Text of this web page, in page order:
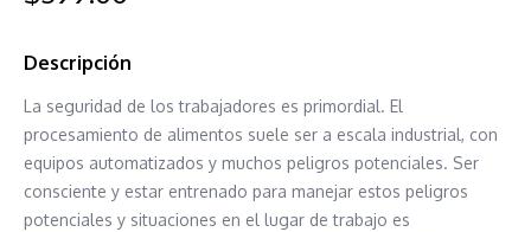
Descripción
La seguridad de los trabajadores es primordial. El
procesamiento de alimentos suele ser a escala industrial, con
equipos automatizados y muchos peligros potenciales. Ser
consciente y estar entrenado para manejar estos peligros
potenciales y situaciones en el lugar de trabajo es